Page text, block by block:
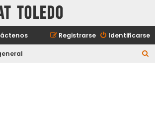
Toledo
Identificarse
Registrarse